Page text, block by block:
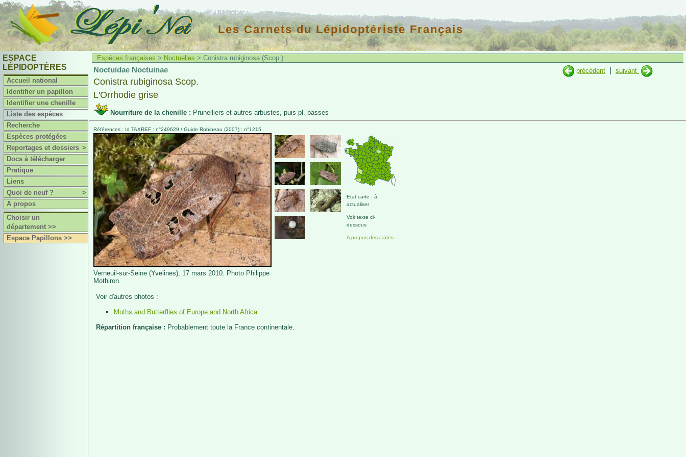
Les Carnets du Lépidoptériste Français
ESPACE
LÉPIDOPTÈRES
Accueil national
Identifier un papillon
Identifier une chenille
Liste des espèces
Recherche
Espèces protégées
Reportages et dossiers >
Docs à télécharger
Pratique
Liens
Quoi de neuf ?
>
A propos
Choisir un
département >>
Espace Papillons >>
Espèces françaises > Noctuelles > Conistra rubiginosa (Scop.)
précédent
suivant
Noctuidae Noctuinae
Conistra rubiginosa Scop.
L'Orrhodie grise
Nourriture de la chenille : Prunelliers et autres arbustes, puis pl. basses
Références : Id TAXREF : n°249629 / Guide Robineau (2007) : n°1215
Verneuil-sur-Seine (Yvelines), 17 mars 2010. Photo Philippe
Mothiron.
Etat carte : à
actualiser
Voir texte ci-
dessous
A propos des cartes
Voir d'autres photos :
Moths and Butterflies of Europe and North Africa
Répartition française : Probablement toute la France continentale.